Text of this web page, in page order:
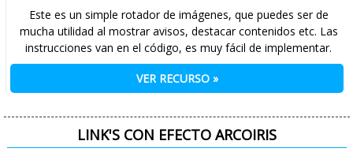
Este es un simple rotador de imágenes, que puedes ser de
mucha utilidad al mostrar avisos, destacar contenidos etc. Las
instrucciones van en el código, es muy fácil de implementar.
VER RECURSO »
LINK'S CON EFECTO ARCOIRIS